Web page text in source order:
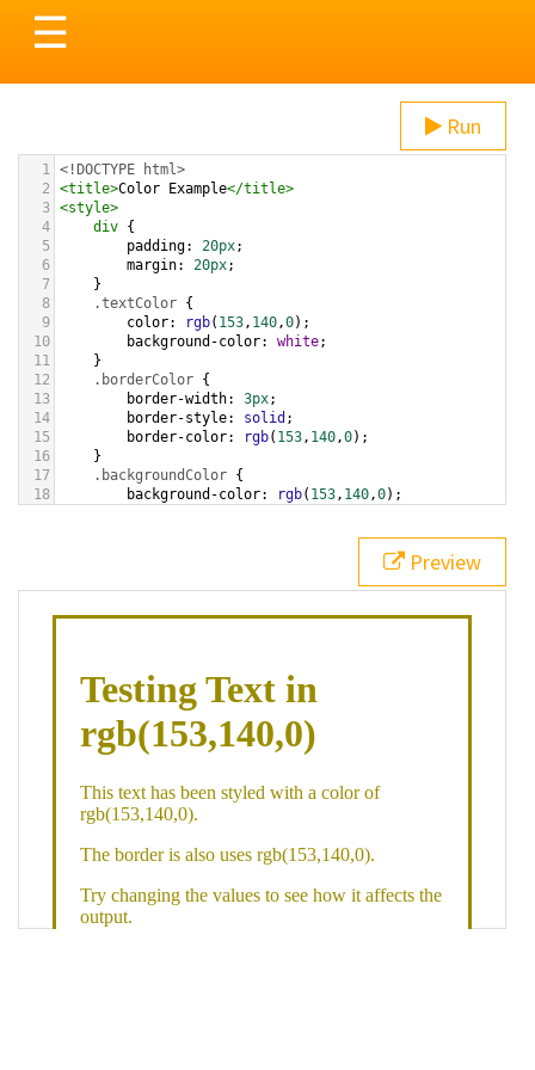
Toggle
navigation
☰
Run
1 <!DOCTYPE html>
2
<title>Color Example</title>
3 <style>
4
div {
5
padding: 20px;
6
margin: 20px;
7
}
8
.textColor {
9
color: rgb( 153, 140,0);
10
background-color: white;
11
}
12
.borderColor {
13
border-width: 3px;
14
border-style: solid ;
15
border-color: rgb( 153, 140,0);
16
}
17
.backgroundColor {
18
background-color: rgb( 153, 140,0);
bottom ,
white, rgb(153,140,0));
div class="textColor borderColor"
< h1>Testing Text in rgb(153,140,0)
Preview